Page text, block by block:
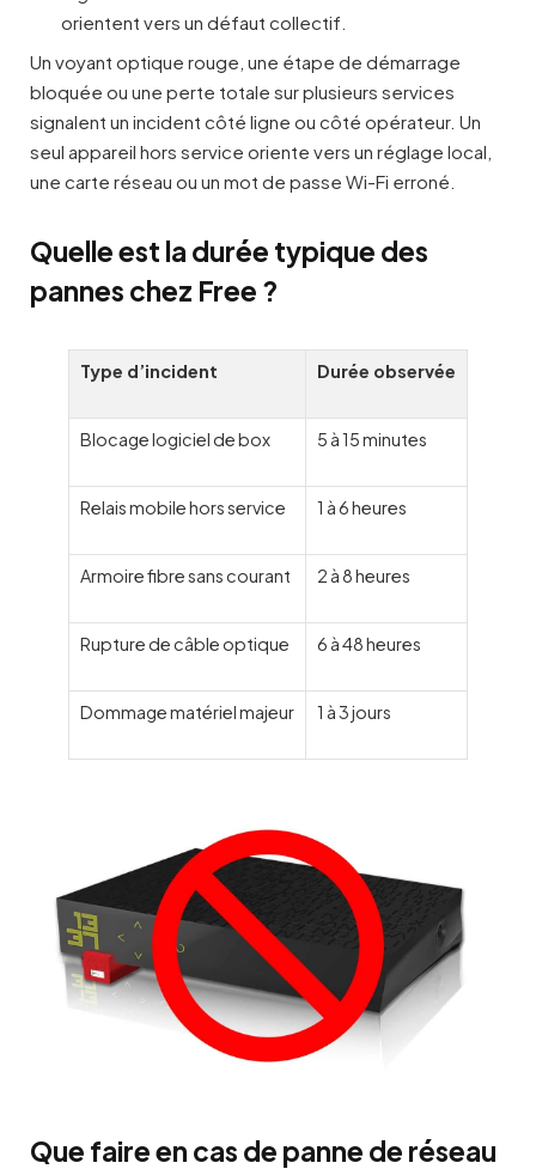
orientent vers un défaut collectif.
Un voyant optique rouge, une étape de démarrage
bloquée ou une perte totale sur plusieurs services
signalent un incident côté ligne ou côté opérateur. Un
seul appareil hors service oriente vers un réglage local,
une carte réseau ou un mot de passe Wi-Fi erroné.
Quelle est la durée typique des
pannes chez Free ?
Type d’incident Durée observée
Blocage logiciel de box 5 à 15 minutes
Relais mobile hors service 1 à 6 heures
Armoire fibre sans courant 2 à 8 heures
Rupture de câble optique 6 à 48 heures
Dommage matériel majeur 1 à 3 jours
Que faire en cas de panne de réseau